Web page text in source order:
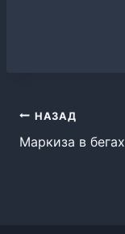
Навигация
по
НАЗАД
Маркиза в бегах